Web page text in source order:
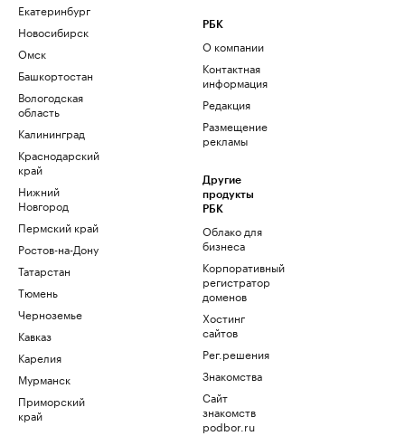
Екатеринбург
Новосибирск
Омск
Башкортостан
Вологодская
область
Калининград
Краснодарский
край
Нижний
Новгород
Пермский край
Ростов-на-Дону
Татарстан
Тюмень
Черноземье
Кавказ
Карелия
Мурманск
Приморский
край
РБК
О компании
Контактная
информация
Редакция
Размещение
рекламы
Другие
продукты
РБК
Облако для
бизнеса
Корпоративный
регистратор
доменов
Хостинг
сайтов
Рег.решения
Знакомства
Сайт
знакомств
podbor.ru